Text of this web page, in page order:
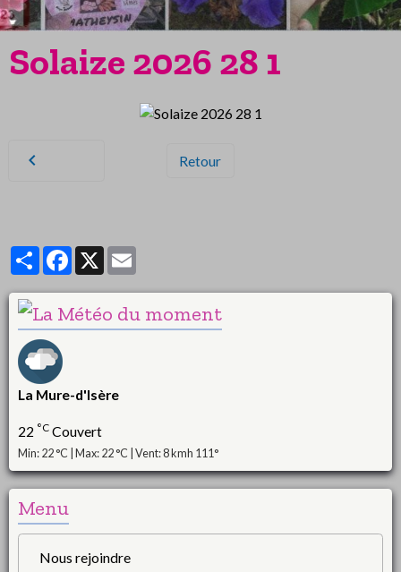
Solaize 2026 28 1
Retour
PartagerFacebook
X
La Mure-d'Isère
22 °C Couvert
Min: 22 °C | Max: 22 °C | Vent: 8 kmh 111°
Menu
Nous rejoindre